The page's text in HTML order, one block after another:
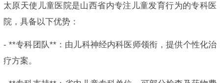
太原天使儿童医院是山西省内专注儿童发育行为的专科医
院，具备以下优势：
- **专科团队**：由儿科神经内科医师领衔，提供个性化治
疗方案。